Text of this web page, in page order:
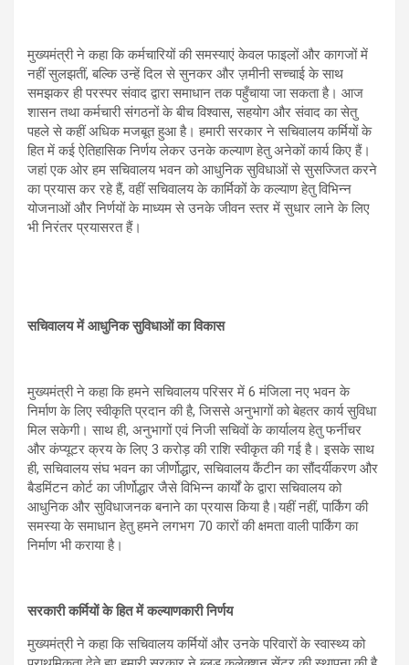
मुख्यमंत्री ने कहा कि कर्मचारियों की समस्याएं केवल फाइलों और कागजों में
नहीं सुलझतीं, बल्कि उन्हें दिल से सुनकर और ज़मीनी सच्चाई के साथ
समझकर ही परस्पर संवाद द्वारा समाधान तक पहुँचाया जा सकता है। आज
शासन तथा कर्मचारी संगठनों के बीच विश्वास, सहयोग और संवाद का सेतु
पहले से कहीं अधिक मजबूत हुआ है। हमारी सरकार ने सचिवालय कर्मियों के
हित में कई ऐतिहासिक निर्णय लेकर उनके कल्याण हेतु अनेकों कार्य किए हैं।
जहां एक ओर हम सचिवालय भवन को आधुनिक सुविधाओं से सुसज्जित करने
का प्रयास कर रहे हैं, वहीं सचिवालय के कार्मिकों के कल्याण हेतु विभिन्न
योजनाओं और निर्णयों के माध्यम से उनके जीवन स्तर में सुधार लाने के लिए
भी निरंतर प्रयासरत हैं।
सचिवालय में आधुनिक सुविधाओं का विकास
मुख्यमंत्री ने कहा कि हमने सचिवालय परिसर में 6 मंजिला नए भवन के
निर्माण के लिए स्वीकृति प्रदान की है, जिससे अनुभागों को बेहतर कार्य सुविधा
मिल सकेगी। साथ ही, अनुभागों एवं निजी सचिवों के कार्यालय हेतु फर्नीचर
और कंप्यूटर क्रय के लिए 3 करोड़ की राशि स्वीकृत की गई है। इसके साथ
ही, सचिवालय संघ भवन का जीर्णोद्धार, सचिवालय कैंटीन का सौंदर्यीकरण और
बैडमिंटन कोर्ट का जीर्णोद्धार जैसे विभिन्न कार्यों के द्वारा सचिवालय को
आधुनिक और सुविधाजनक बनाने का प्रयास किया है।यहीं नहीं, पार्किंग की
समस्या के समाधान हेतु हमने लगभग 70 कारों की क्षमता वाली पार्किंग का
निर्माण भी कराया है।
सरकारी कर्मियों के हित में कल्याणकारी निर्णय
मुख्यमंत्री ने कहा कि सचिवालय कर्मियों और उनके परिवारों के स्वास्थ्य को